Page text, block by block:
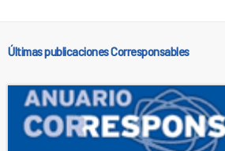
Últimas publicaciones Corresponsables